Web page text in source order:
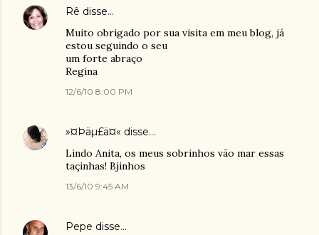
Rê disse…
Muito obrigado por sua visita em meu blog, já
estou seguindo o seu
um forte abraço
Regina
12/6/10 8:00 PM
»¤Þäµ£ä¤« disse…
Lindo Anita, os meus sobrinhos vão mar essas
taçinhas! Bjinhos
13/6/10 9:45 AM
Pepe disse…